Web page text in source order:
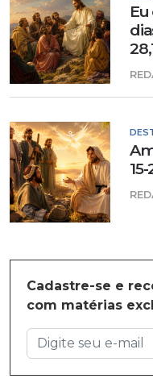
15-
Cadastre-se e
com matérias